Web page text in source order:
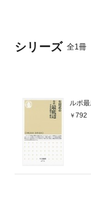
シリーズ 全1冊
ルポ
792